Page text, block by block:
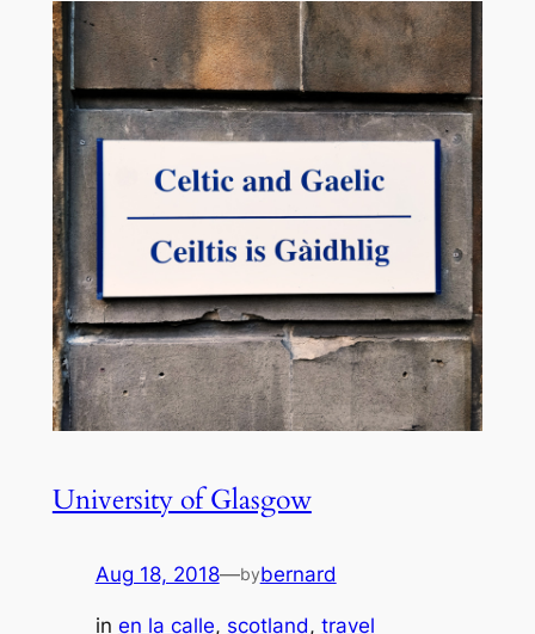
University of Glasgow
Aug 18, 2018—bybernard
in en la calle, scotland, travel